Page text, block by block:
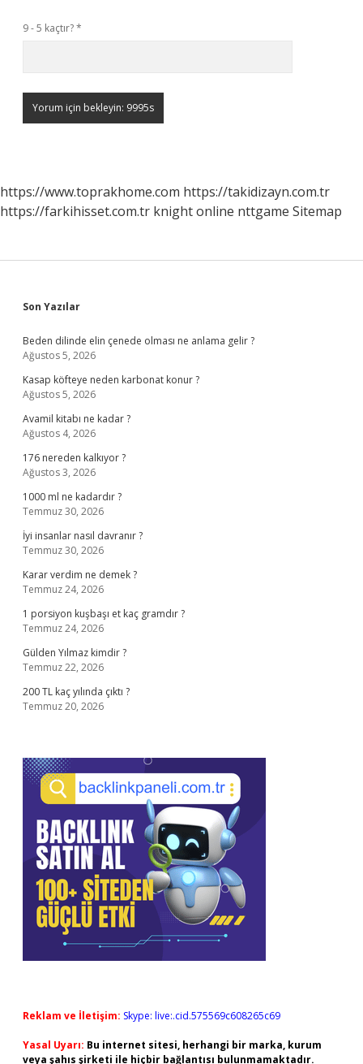
9 - 5 kaçtır?*
https://www.toprakhome.com https://takidizayn.com.tr
https://farkihisset.com.tr knight online nttgame Sitemap
Sidebar
Son Yazılar
Beden dilinde elin çenede olması ne anlama gelir ?
Ağustos 5, 2026
Kasap köfteye neden karbonat konur ?
Ağustos 5, 2026
Avamil kitabı ne kadar ?
Ağustos 4, 2026
176 nereden kalkıyor ?
Ağustos 3, 2026
1000 ml ne kadardır ?
Temmuz 30, 2026
İyi insanlar nasıl davranır ?
Temmuz 30, 2026
Karar verdim ne demek ?
Temmuz 24, 2026
1 porsiyon kuşbaşı et kaç gramdır ?
Temmuz 24, 2026
Gülden Yılmaz kimdir ?
Temmuz 22, 2026
200 TL kaç yılında çıktı ?
Temmuz 20, 2026
Reklam ve İletişim: Skype: live:.cid.575569c608265c69
Yasal Uyarı: Bu internet sitesi, herhangi bir marka, kurum
veya şahıs şirketi ile hiçbir bağlantısı bulunmamaktadır.